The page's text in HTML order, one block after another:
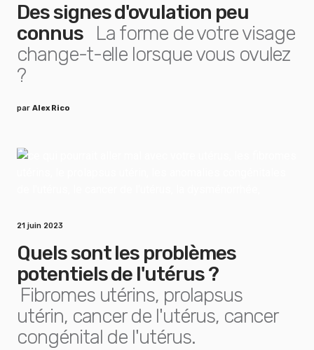
Des signes d'ovulation peu
connus
La forme de votre visage
change-t-elle lorsque vous ovulez
?
par Alex Rico
21 juin 2023
Quels sont les problèmes
potentiels de l'utérus ?
Fibromes utérins, prolapsus
utérin, cancer de l'utérus, cancer
congénital de l'utérus.